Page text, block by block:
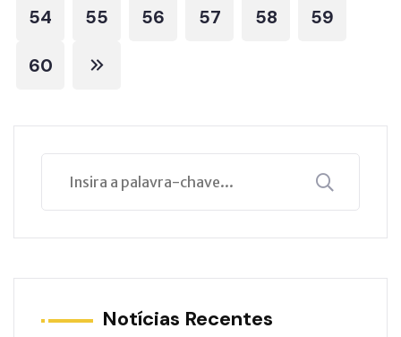
54 55 56 57 58 59
60
Notícias Recentes